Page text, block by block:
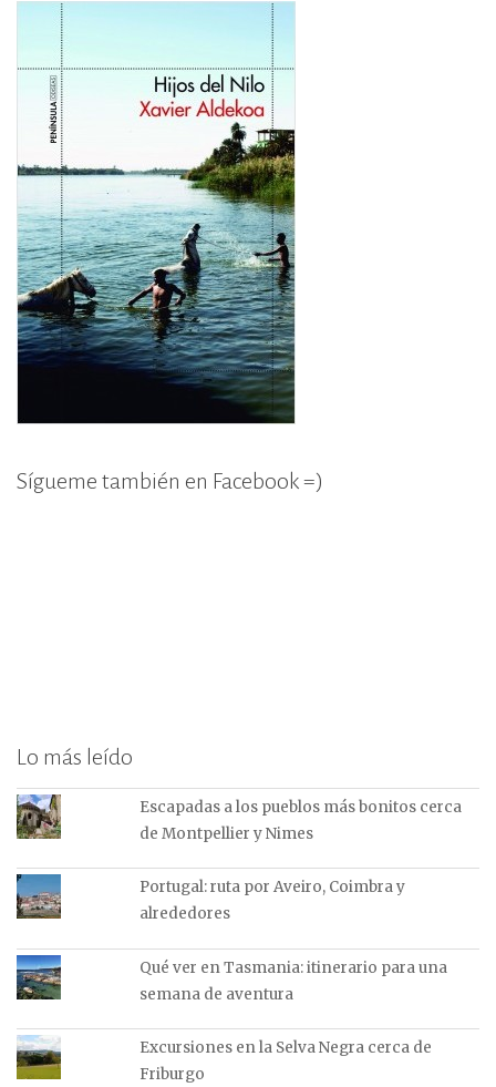
Sígueme también en Facebook =)
Lo más leído
Escapadas a los pueblos más bonitos cerca
de Montpellier y Nimes
Portugal: ruta por Aveiro, Coimbra y
alrededores
Qué ver en Tasmania: itinerario para una
semana de aventura
Excursiones en la Selva Negra cerca de
Friburgo